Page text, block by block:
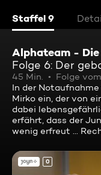
Staffel 9
Alphateam -
Folge 6: Der
45 Min. Folge
In der
Mirko ein, der von
dabei
erfährt, dass der
wenig erfreut ...
0